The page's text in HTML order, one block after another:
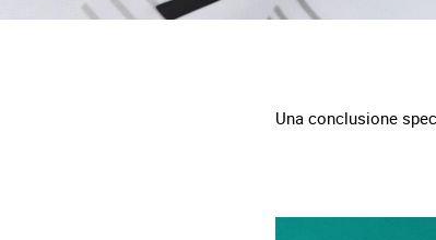
Una conclusione